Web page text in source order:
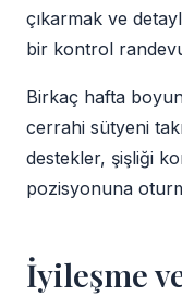
çıkarmak ve
bir kontrol
Birkaç hafta
cerrahi sütyeni
destekler, şişliği
pozisyonuna
İyileşme